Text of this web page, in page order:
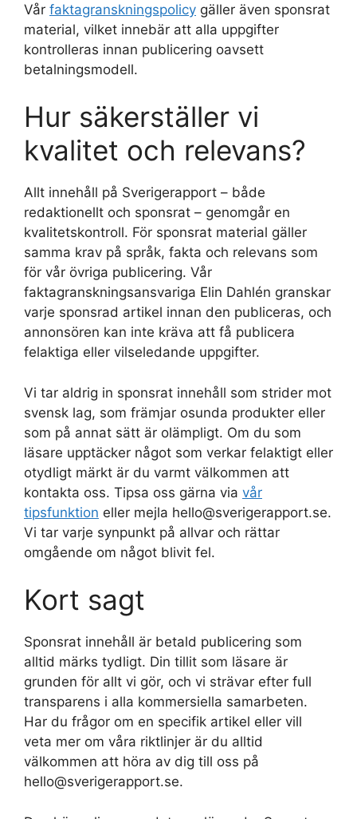
Vår faktagranskningspolicy gäller även sponsrat
material, vilket innebär att alla uppgifter
kontrolleras innan publicering oavsett
betalningsmodell.
Hur säkerställer vi
kvalitet och relevans?
Allt innehåll på Sverigerapport – både
redaktionellt och sponsrat – genomgår en
kvalitetskontroll. För sponsrat material gäller
samma krav på språk, fakta och relevans som
för vår övriga publicering. Vår
faktagranskningsansvariga Elin Dahlén granskar
varje sponsrad artikel innan den publiceras, och
annonsören kan inte kräva att få publicera
felaktiga eller vilseledande uppgifter.
Vi tar aldrig in sponsrat innehåll som strider mot
svensk lag, som främjar osunda produkter eller
som på annat sätt är olämpligt. Om du som
läsare upptäcker något som verkar felaktigt eller
otydligt märkt är du varmt välkommen att
kontakta oss. Tipsa oss gärna via vår
tipsfunktion eller mejla hello@sverigerapport.se.
Vi tar varje synpunkt på allvar och rättar
omgående om något blivit fel.
Kort sagt
Sponsrat innehåll är betald publicering som
alltid märks tydligt. Din tillit som läsare är
grunden för allt vi gör, och vi strävar efter full
transparens i alla kommersiella samarbeten.
Har du frågor om en specifik artikel eller vill
veta mer om våra riktlinjer är du alltid
välkommen att höra av dig till oss på
hello@sverigerapport.se.